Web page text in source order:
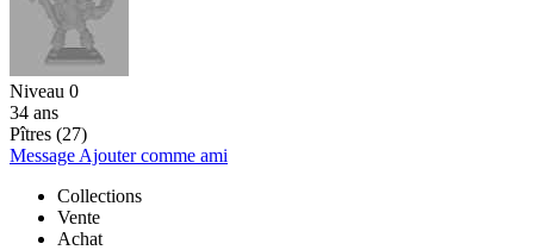
Niveau 0
34 ans
Pîtres (27)
Message Ajouter comme ami
Collections
Vente
Achat